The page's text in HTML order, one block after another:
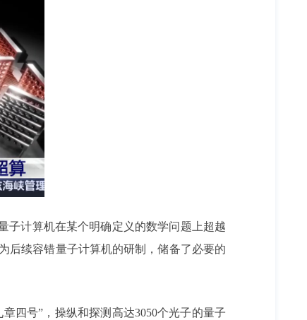
子计算机在某个明确定义的数学问题上超越
后续容错量子计算机的研制，储备了必要的
四号”，操纵和探测高达3050个光子的量子